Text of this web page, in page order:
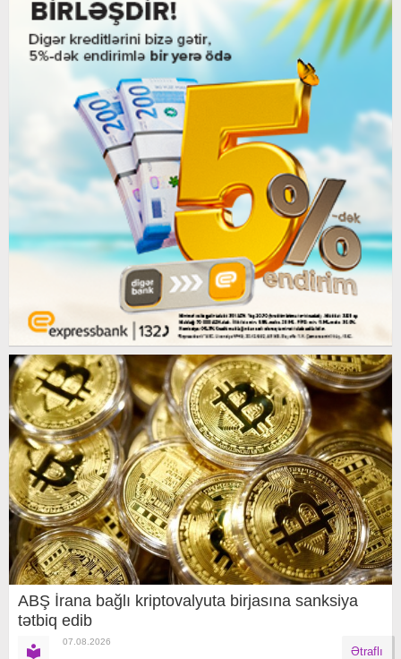
ABŞ İrana bağlı kriptovalyuta birjasına sanksiya
tətbiq edib
07.08.2026
Ətraflı